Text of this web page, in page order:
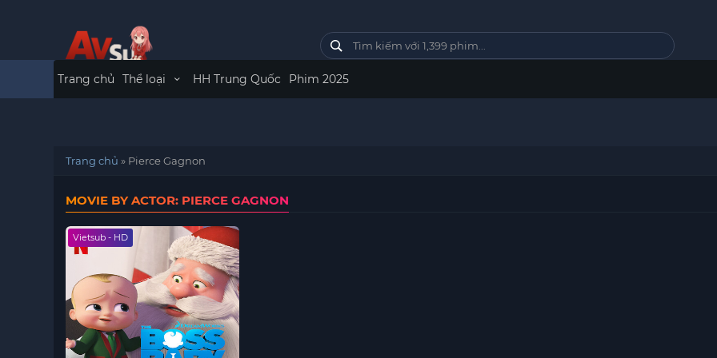
Trang chủ Thể loại HH Trung Quốc Phim 2025
Trang chủ » Pierce Gagnon
MOVIE BY ACTOR: PIERCE GAGNON
Vietsub - HD